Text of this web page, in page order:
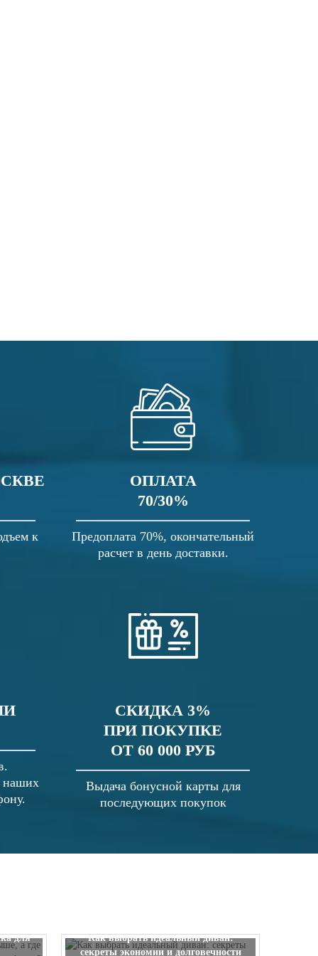
к
ОПЛАТА
70/30%
Предоплата 70%, окончательный
расчет в день доставки.
наших
СКИДКА 3%
ПРИ ПОКУПКЕ
ОТ 60 000 РУБ
Выдача бонусной карты для
последующих покупок
для
Как выбрать идеальный диван:
секреты экономии и долговечности